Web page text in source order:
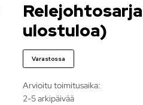
ulostuloa)
Varastossa
Arvioitu toimitusaika:
2-5 arkipäivää